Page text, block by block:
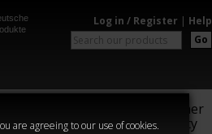
are agreeing to our use of cookies.
Log in / Register | Help
Go
Warhammer
Community